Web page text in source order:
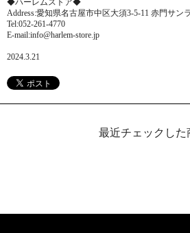
◆ハーレムストア◆
Address:愛知県名古屋市中区大須3-5-11 赤門サン
Tel:052-261-4770
E-mail:info@harlem-store.jp
2024.3.21
最近チェックした